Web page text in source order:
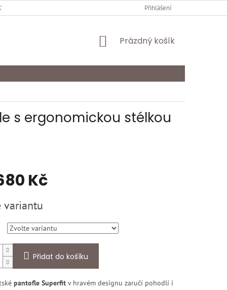
OCHRANY OSOBNÍCH ÚDAJŮ ODSTOUPENÍ OD
Přihlášení
NÁKUPNÍ
Prázdný košík
s ergonomickou stélkou
Kč
variantu
Přidat do košíku
pantofle Superfitv hravém designu zaručí pohodlí i